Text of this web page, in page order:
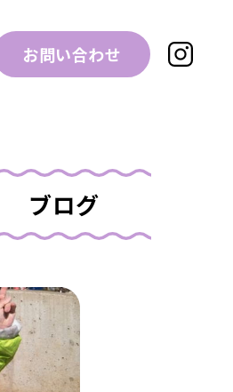
お問い合わせ
ブログ